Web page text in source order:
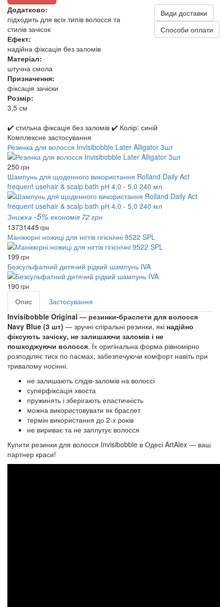
Додатково:
підходить для всіх типів волосся та
стилів зачісок
Ефект:
надійна фіксація без заломів
Матеріал:
штучна смола
Призначення:
фіксація зачіски
Розмір:
3,5 см
Види доставки
Способи оплати
✔️ стильна фіксація без заломів ✔️ Колір: синій
Комплексне застосування
Резинка для волосся Invisibobble Later Alligator 3шт
250 грн
Шампунь для щоденного використання Rolland Daily Act
frequent usehair & scalp bath рН 4,0 - 5,0 240 мл
Знижка -5% економія 72 грн
13731445грн
Манікюрні ножиці для нігтів гігієнічні 9522 SPL
199 грн
Безсульфатний дитячий рідкий шампунь IVA
190 грн
Опис
Застосування
Invisibobble Original — резинки‑браслети для волосся
Navy Blue (3 шт) — зручні спіральні резинки, які надійно
фіксують зачіску, не залишаючи заломів і не
пошкоджуючи волосся. Їх оригінальна форма рівномірно
розподіляє тиск по пасмах, забезпечуючи комфорт навіть при
тривалому носінні.
не залишають слідів-заломів на волоссі
суперфіксація хвоста
пружинять і зберігають еластичність
можна використовувати як браслет
термін використання до 2-х років
не вириває та не заплутує волосся
Купити резинки для волосся Invisibobble в Одесі ArtAlex — ваш
партнер краси!